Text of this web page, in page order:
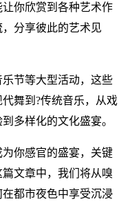
你欣赏到各种艺术作
分享彼此的艺术见
节等大型活动，这些
舞到?传统音乐，从戏
多样化的文化盛宴。
你感官的盛宴，关键
文章中，我们将从嗅
都市夜色中享受沉浸